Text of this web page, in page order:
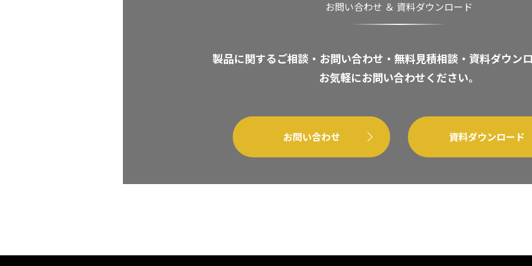
お問い合わせ ＆ 資料ダウンロード
製品に関するご相談・お問い合わせ・無料見積相談・資料ダウンロ
お気軽にお問い合わせください。
お問い合わせ 資料ダウンロード